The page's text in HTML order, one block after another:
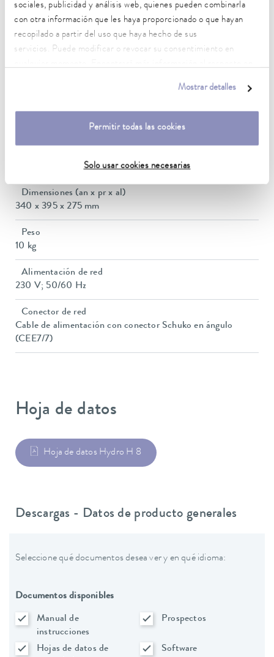
sociales, publicidad y análisis web, quienes pueden combinarla
con otra información que les haya proporcionado o que hayan
recopilado a partir del uso que haya hecho de sus
servicios. Puede modificar o revocar su consentimiento en
Mostrar detalles
Permitir todas las cookies
Solo usar cookies necesarias
25 ... 100 °C
Temperatura ambiente
10 ... 40 °C
Potencia calorífica máx.
Dimensiones (an x pr x al)
340 x 395 x 275 mm
Peso
10 kg
Alimentación de red
230 V; 50/60 Hz
Conector de red
Cable de alimentación con conector Schuko en ángulo
(CEE7/7)
Hoja de datos
Hoja de datos Hydro H 8
Descargas - Datos de producto generales
Seleccione qué documentos desea ver y en qué idioma:
Documentos disponibles
Manual de
instrucciones
Prospectos
Hojas de datos de
Software